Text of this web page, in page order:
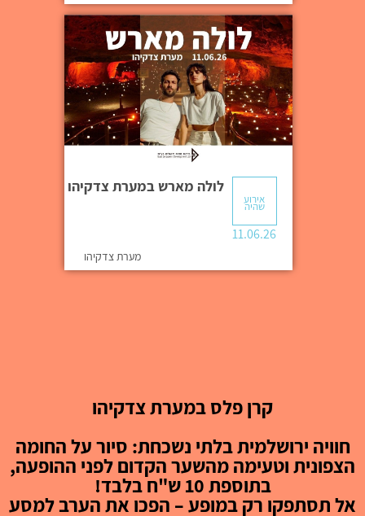
לולה מארש במערת צדקיהו
מערת צדקיהו
אירוע
שהיה
11.06.26
קרן פלס במערת צדקיהו
חוויה ירושלמית בלתי נשכחת: סיור על החומה
הצפונית וטעימה מהשער הקדום לפני ההופעה,
בתוספת 10 ש"ח בלבד!
אל תסתפקו רק במופע – הפכו את הערב למסע